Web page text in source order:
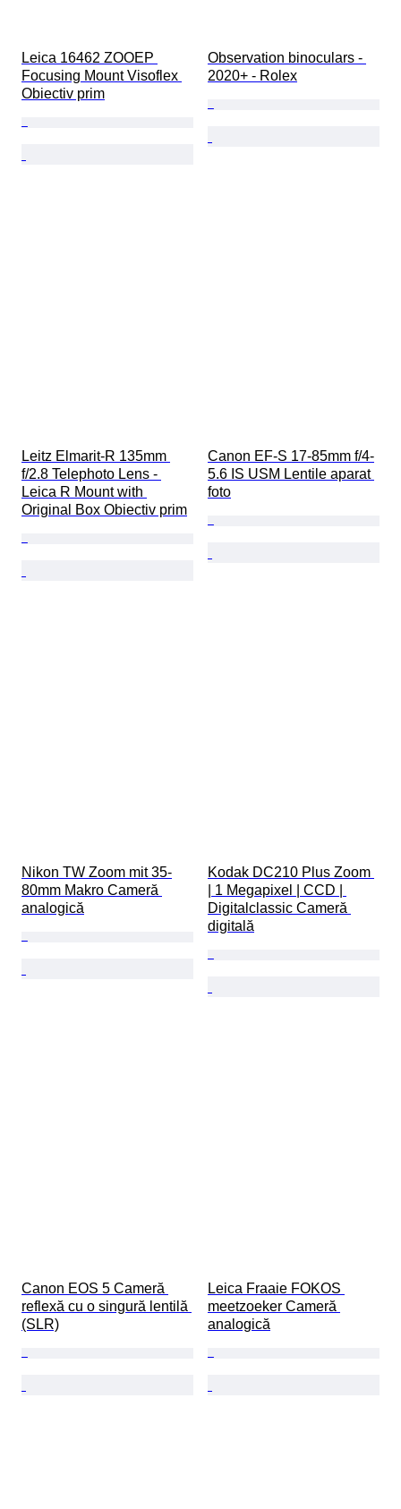
Leica 16462 ZOOEP
Focusing Mount Visoflex
Obiectiv prim
Observation binoculars -
2020+ - Rolex
Leitz Elmarit-R 135mm
f/2.8 Telephoto Lens -
Leica R Mount with
Original Box Obiectiv prim
Canon EF-S 17-85mm f/4-
5.6 IS USM Lentile aparat
foto
Nikon TW Zoom mit 35-
80mm Makro Cameră
analogică
Kodak DC210 Plus Zoom
| 1 Megapixel | CCD |
Digitalclassic Cameră
digitală
Canon EOS 5 Cameră
reflexă cu o singură lentilă
(SLR)
Leica Fraaie FOKOS
meetzoeker Cameră
analogică